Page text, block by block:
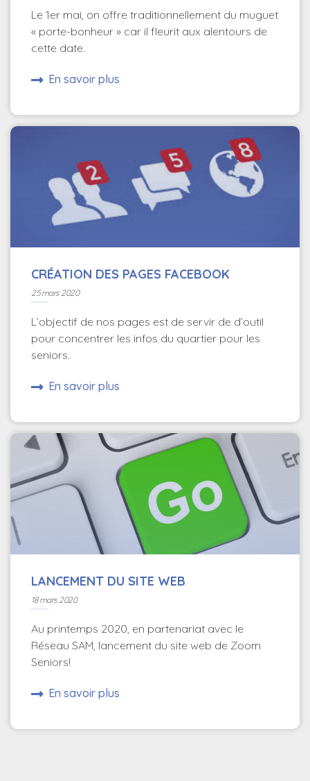
Le 1er mai, on offre traditionnellement du muguet
« porte-bonheur » car il fleurit aux alentours de
cette date.
En savoir plus
CRÉATION DES PAGES FACEBOOK
25 mars 2020
L’objectif de nos pages est de servir de d’outil
pour concentrer les infos du quartier pour les
seniors.
En savoir plus
LANCEMENT DU SITE WEB
18 mars 2020
Au printemps 2020, en partenariat avec le
Réseau SAM, lancement du site web de Zoom
Seniors!
En savoir plus